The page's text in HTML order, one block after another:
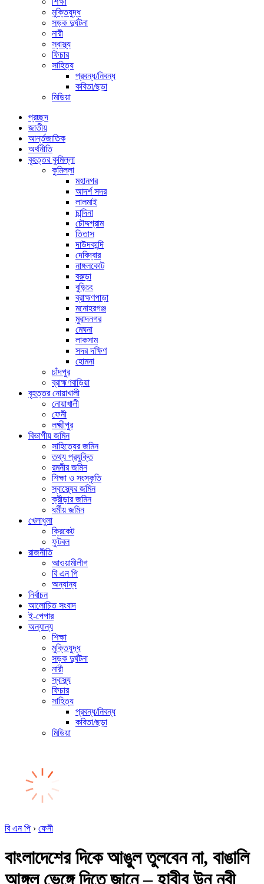
মুক্তিযুদ্ধ
সড়ক দুর্ঘটনা
নারী
স্বাস্থ্য
ফিচার
সাহিত্য
প্রবন্ধ/নিবন্ধ
কবিতা/ছড়া
মিডিয়া
প্রচ্ছদ
জাতীয়
আর্ন্তজাতিক
অর্থনীতি
বৃহত্তর কুমিল্লা
কুমিল্লা
মহানগর
আদর্শ সদর
লালমাই
চান্দিনা
চৌদ্দগ্রাম
তিতাস
দাউদকান্দি
দেবিদ্বার
নাঙ্গলকোট
বরুড়া
বুড়িচং
ব্রাহ্মণপাড়া
মনোহরগঞ্জ
মুরাদনগর
মেঘনা
লাকসাম
সদর দক্ষিণ
হোমনা
চাঁদপুর
ব্রাহ্মণবাড়িয়া
বৃহত্তর নোয়াখালী
নোয়াখালী
ফেনী
লক্ষ্মীপুর
বিভাগীয় জমিন
সাহিত্যের জমিন
তথ্য প্রযুক্তি
রমনীর জমিন
শিক্ষা ও সংস্কৃতি
স্বাস্থ্যের জমিন
ক্রীড়ার জমিন
ধর্মীয় জমিন
খেলাধুলা
ক্রিকেট
ফুটবল
রাজনীতি
আওয়ামীলীগ
বি এন পি
অন্যান্য
নির্বাচন
আলোচিত সংবাদ
ই-পেপার
অন্যান্য
শিক্ষা
মুক্তিযুদ্ধ
সড়ক দুর্ঘটনা
নারী
স্বাস্থ্য
ফিচার
সাহিত্য
প্রবন্ধ/নিবন্ধ
কবিতা/ছড়া
মিডিয়া
বি এন পি › ফেনী
বাংলাদেশের দিকে আঙুল তুলবেন না, বাঙালি
আঙ্গুল ভেঙ্গে দিতে জানে – হাবীব উন নবী